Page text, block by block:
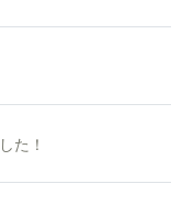
た！